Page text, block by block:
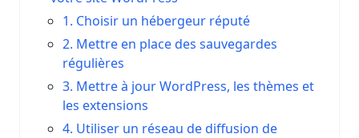
1. Choisir un hébergeur réputé
2. Mettre en place des sauvegardes
régulières
3. Mettre à jour WordPress, les thèmes et
les extensions
4. Utiliser un réseau de diffusion de